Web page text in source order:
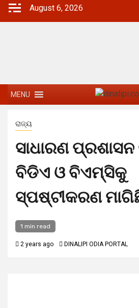
August 6, 2026
MENU
ରାଜ୍ୟ
ସାଧାରଣ
ବିଡିଏ ଓ ବିଏମ୍‌ସିକୁ
ସ୍ପଷ୍ଟୀକରଣ
1 min read
2 years ago DINALIPI ODIA PORTAL